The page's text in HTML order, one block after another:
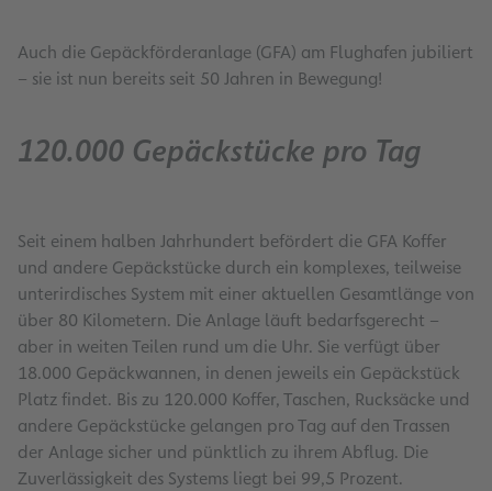
Auch die Gepäckförderanlage (GFA) am Flughafen jubiliert
– sie ist nun bereits seit 50 Jahren in Bewegung!
120.000 Gepäckstücke pro Tag
Seit einem halben Jahrhundert befördert die GFA Koffer
und andere Gepäckstücke durch ein komplexes, teilweise
unterirdisches System mit einer aktuellen Gesamtlänge von
über 80 Kilometern. Die Anlage läuft bedarfsgerecht –
aber in weiten Teilen rund um die Uhr. Sie verfügt über
18.000 Gepäckwannen, in denen jeweils ein Gepäckstück
Platz findet. Bis zu 120.000 Koffer, Taschen, Rucksäcke und
andere Gepäckstücke gelangen pro Tag auf den Trassen
der Anlage sicher und pünktlich zu ihrem Abflug. Die
Zuverlässigkeit des Systems liegt bei 99,5 Prozent.